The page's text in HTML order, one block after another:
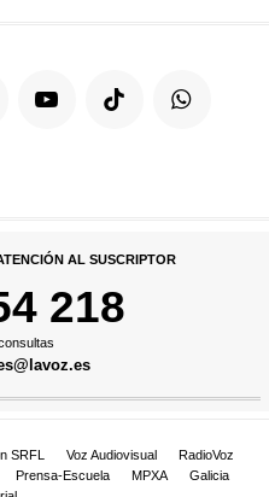
AL SUSCRIPTOR
218
SRFL Voz Audiovisual
RadioVoz
Prensa-Escuela MPXA
Galicia